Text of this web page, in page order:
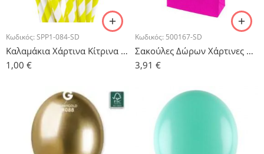
Κωδικός: SPP1-084-SD
Καλαμάκια Χάρτινα Κίτρινα Ριγέ – 10τμχ.
1,00 €
Κωδικός: 500167-SD
Σακούλες Δώρων Χάρτινες Ρόζ – 5τμχ.
3,91 €